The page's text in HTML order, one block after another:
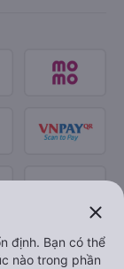
close
định. Bạn có thể
nào trong phần